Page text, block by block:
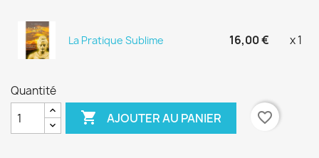
La Pratique Sublime 16,00 € x 1
Quantité
 AJOUTER AU PANIER favorite_border